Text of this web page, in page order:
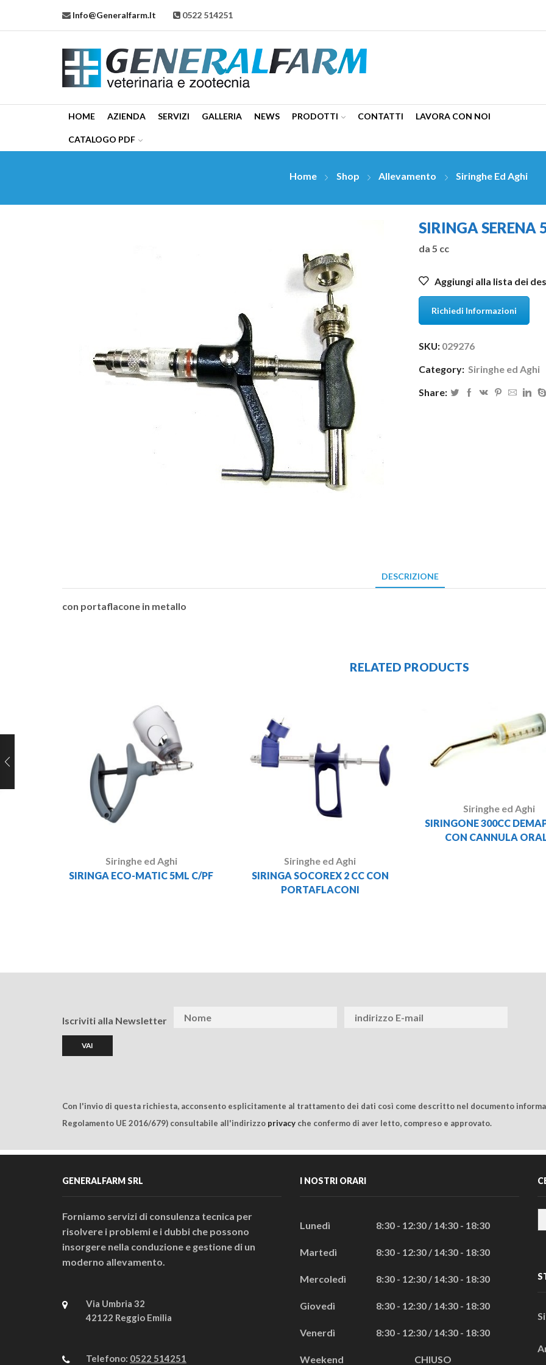
Info@generalfarm.it 0522 514251
HOME AZIENDA SERVIZI GALLERIA NEWS PRODOTTI CONTATTI LAVORA CON NOI
CATALOGO PDF
Home Shop Allevamento Siringhe Ed Aghi
SIRINGA SERENA
da 5 cc
Aggiungi alla lista dei
Richiedi Informazioni
SKU: 029276
Category: Siringhe ed Aghi
Share:
DESCRIZIONE
con portaflacone in metallo
RELATED PRODUCTS
Siringhe ed Aghi
SIRINGA ECO-MATIC 5ML C/PF
Siringhe ed Aghi
SIRINGA SOCOREX 2 CC CON
PORTAFLACONI
Siringhe ed Aghi
SIRINGONE 300CC
CON CANNULA
Iscriviti alla Newsletter
Con l'invio di questa richiesta, acconsento esplicitamente al trattamento dei dati così come descritto nel documento
Regolamento UE 2016/679) consultabile all'indirizzo privacy che confermo di aver letto, compreso e approvato.
GENERALFARM SRL
Forniamo servizi di consulenza tecnica per
risolvere i problemi e i dubbi che possono
insorgere nella conduzione e gestione di un
moderno allevamento.
Via Umbria 32
42122 Reggio Emilia
Telefono: 0522 514251
I NOSTRI ORARI
Lunedì 8:30 - 12:30 / 14:30 - 18:30
Martedì 8:30 - 12:30 / 14:30 - 18:30
Mercoledì 8:30 - 12:30 / 14:30 - 18:30
Giovedì 8:30 - 12:30 / 14:30 - 18:30
Venerdì 8:30 - 12:30 / 14:30 - 18:30
Weekend CHIUSO